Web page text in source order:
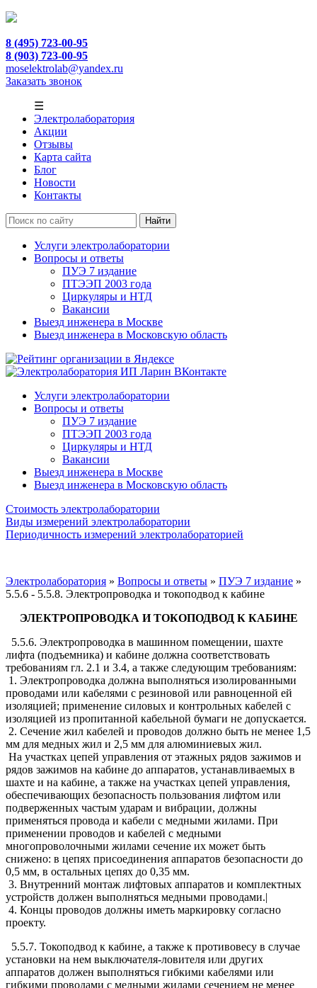
8 (495) 723-00-95
8 (903) 723-00-95
moselektrolab@yandex.ru
Заказать звонок
☰
Электролаборатория
Акции
Отзывы
Карта сайта
Блог
Новости
Контакты
Услуги электролаборатории
Вопросы и ответы
ПУЭ 7 издание
ПТЭЭП 2003 года
Циркуляры и НТД
Вакансии
Выезд инженера в Москве
Выезд инженера в Московскую область
Услуги электролаборатории
Вопросы и ответы
ПУЭ 7 издание
ПТЭЭП 2003 года
Циркуляры и НТД
Вакансии
Выезд инженера в Москве
Выезд инженера в Московскую область
Стоимость электролаборатории
Виды измерений электролаборатории
Периодичность измерений электролабораторией
Электролаборатория » Вопросы и ответы » ПУЭ 7 издание »
5.5.6 - 5.5.8. Электропроводка и токоподвод к кабине
ЭЛЕКТРОПРОВОДКА И ТОКОПОДВОД К КАБИНЕ
5.5.6. Электропроводка в машинном помещении, шахте
лифта (подъемника) и кабине должна соответствовать
требованиям гл. 2.1 и 3.4, а также следующим требованиям:
1. Электропроводка должна выполняться изолированными
проводами или кабелями с резиновой или равноценной ей
изоляцией; применение силовых и контрольных кабелей с
изоляцией из пропитанной кабельной бумаги не допускается.
2. Сечение жил кабелей и проводов должно быть не менее 1,5
мм для медных жил и 2,5 мм для алюминиевых жил.
На участках цепей управления от этажных рядов зажимов и
рядов зажимов на кабине до аппаратов, устанавливаемых в
шахте и на кабине, а также на участках цепей управления,
обеспечивающих безопасность пользования лифтом или
подверженных частым ударам и вибрации, должны
применяться провода и кабели с медными жилами. При
применении проводов и кабелей с медными
многопроволочными жилами сечение их может быть
снижено: в цепях присоединения аппаратов безопасности до
0,5 мм, в остальных цепях до 0,35 мм.
3. Внутренний монтаж лифтовых аппаратов и комплектных
устройств должен выполняться медными проводами.|
4. Концы проводов должны иметь маркировку согласно
проекту.
5.5.7. Токоподвод к кабине, а также к противовесу в случае
установки на нем выключателя-ловителя или других
аппаратов должен выполняться гибкими кабелями или
гибкими проводами с медными жилами сечением не менее